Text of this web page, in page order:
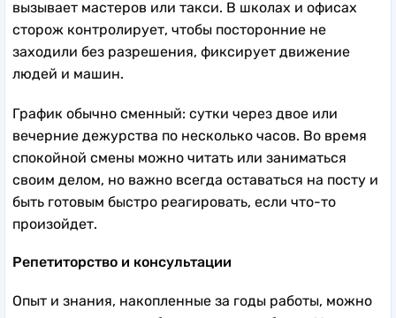
вызывает мастеров или такси. В школах и офисах
сторож контролирует, чтобы посторонние не
заходили без разрешения, фиксирует движение
людей и машин.
График обычно сменный: сутки через двое или
вечерние дежурства по несколько часов. Во время
спокойной смены можно читать или заниматься
своим делом, но важно всегда оставаться на посту и
быть готовым быстро реагировать, если что-то
произойдет.
Репетиторство и консультации
Опыт и знания, накопленные за годы работы, можно